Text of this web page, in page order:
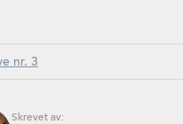
nr. 3
Skrevet av: